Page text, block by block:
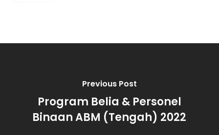
Previous Post
Program Belia & Personel
Binaan ABM (Tengah) 2022